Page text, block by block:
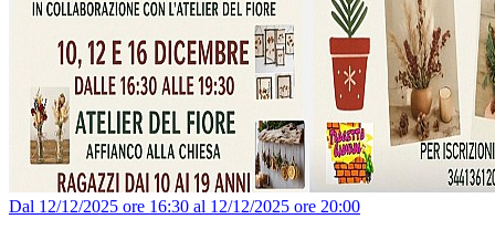
Dal 12/12/2025 ore 16:30 al 12/12/2025 ore 20:00